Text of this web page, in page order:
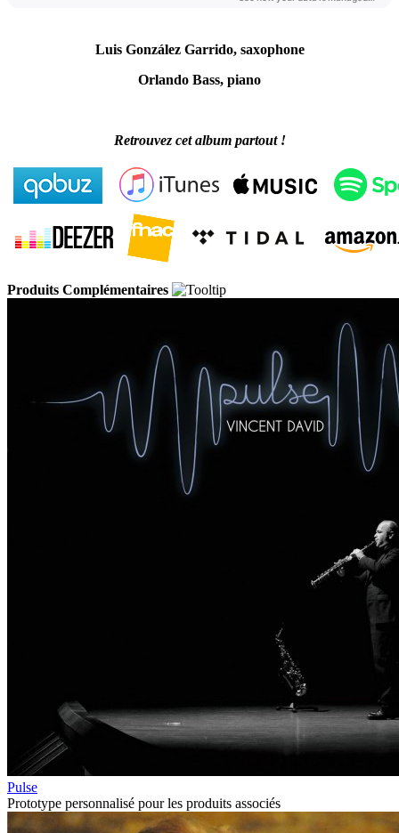
Luis González Garrido, saxophone
Orlando Bass, piano
Retrouvez cet album partout !
Produits Complémentaires
Pulse
Prototype personnalisé pour les produits associés